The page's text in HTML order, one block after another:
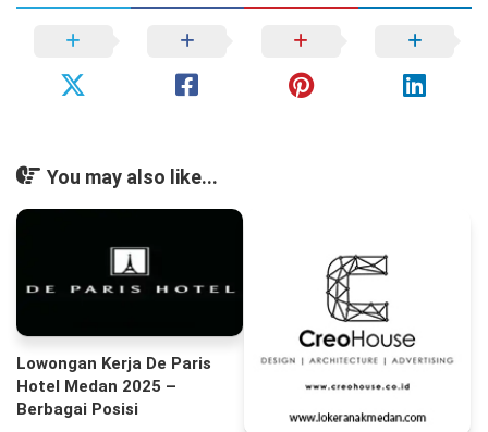
You may also like...
Lowongan Kerja De Paris
Hotel Medan 2025 –
Berbagai Posisi